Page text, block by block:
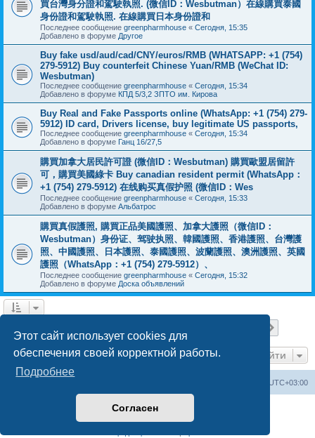
Этот сайт использует cookies для
обеспечения своей корректной работы.
Подробнее
Согласен
買台灣身分證和駕駛執照. (微信ID：Wesbutman）在線購買泰國
身份證和駕駛執照. 在線購買日本身份證和
Последнее сообщение greenpharmhouse « Сегодня, 15:35
Добавлено в форуме Другое
Buy fake usd/aud/cad/CNY/euros/RMB (WHATSAPP: +1 (754)
279-5912) Buy counterfeit Chinese Yuan/RMB (WeChat ID:
Wesbutman)
Последнее сообщение greenpharmhouse « Сегодня, 15:34
Добавлено в форуме КПД 5/3,2 ЗПТО им. Кирова
Buy Real and Fake Passports online (WhatsApp: +1 (754) 279-
5912) ID card, Drivers license, buy legitimate US passports,
Последнее сообщение greenpharmhouse « Сегодня, 15:34
Добавлено в форуме Ганц 16/27,5
購買加拿大居民許可證 (微信ID：Wesbutman) 購買歐盟居留許
可，購買美國綠卡 Buy canadian resident permit (WhatsApp：
+1 (754) 279-5912) 在线购买真假护照 (微信ID：Wes
Последнее сообщение greenpharmhouse « Сегодня, 15:33
Добавлено в форуме Альбатрос
購買真假護照, 購買正品美國護照、加拿大護照（微信ID：
Wesbutman）身份证、驾驶执照、韓國護照、香港護照、台灣護
照、中國護照、日本護照、泰國護照、波蘭護照、澳洲護照、英國
護照（WhatsApp：+1 (754) 279-5912）、
Последнее сообщение greenpharmhouse « Сегодня, 15:32
Добавлено в форуме Доска объявлений
Перейти
UTC+03:00
Создано на основеphpBB® Forum Software © phpBB Limited
Русская поддержка phpBB